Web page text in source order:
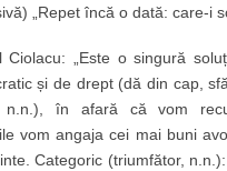
„Repet încă o dată: care-i
Ciolacu: „Este o singură
și de drept (dă din cap,
n.n.), în afară că vom
vom angaja cei mai buni
Categoric (triumfător,